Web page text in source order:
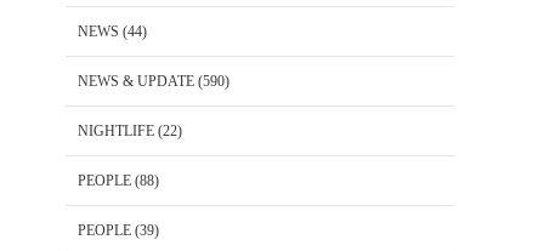
NEWS (44)
NEWS & UPDATE (590)
NIGHTLIFE (22)
PEOPLE (88)
PEOPLE (39)